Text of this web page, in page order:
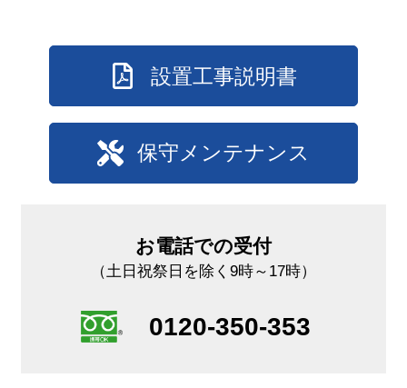
設置工事説明書
保守メンテナンス
お電話での受付
（土日祝祭日を除く9時～17時）
0120-350-353